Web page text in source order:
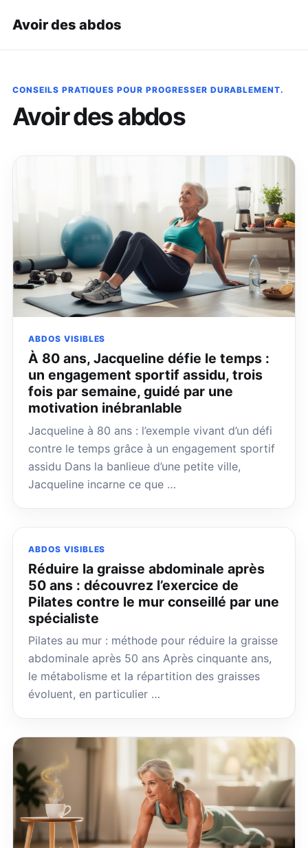
Avoir des abdos
CONSEILS PRATIQUES POUR PROGRESSER DURABLEMENT.
Avoir des abdos
ABDOS VISIBLES
À 80 ans, Jacqueline défie le temps :
un engagement sportif assidu, trois
fois par semaine, guidé par une
motivation inébranlable
Jacqueline à 80 ans : l’exemple vivant d’un défi
contre le temps grâce à un engagement sportif
assidu Dans la banlieue d’une petite ville,
Jacqueline incarne ce que …
ABDOS VISIBLES
Réduire la graisse abdominale après
50 ans : découvrez l’exercice de
Pilates contre le mur conseillé par une
spécialiste
Pilates au mur : méthode pour réduire la graisse
abdominale après 50 ans Après cinquante ans,
le métabolisme et la répartition des graisses
évoluent, en particulier …